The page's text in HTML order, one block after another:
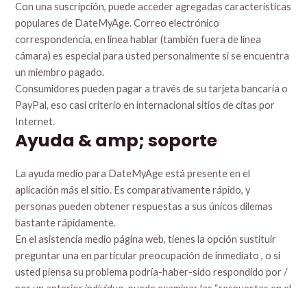
Con una suscripción, puede acceder agregadas características
populares de DateMyAge. Correo electrónico
correspondencia, en línea hablar (también fuera de línea
cámara) es especial para usted personalmente si se encuentra
un miembro pagado.
Consumidores pueden pagar a través de su tarjeta bancaria o
PayPal, eso casi criterio en internacional sitios de citas por
Internet.
Ayuda & amp; soporte
La ayuda medio para DateMyAge está presente en el
aplicación más el sitio. Es comparativamente rápido, y
personas pueden obtener respuestas a sus únicos dilemas
bastante rápidamente.
En el asistencia medio página web, tienes la opción sustituir
preguntar una en particular preocupación de inmediato , o si
usted piensa su problema podría-haber-sido respondido por /